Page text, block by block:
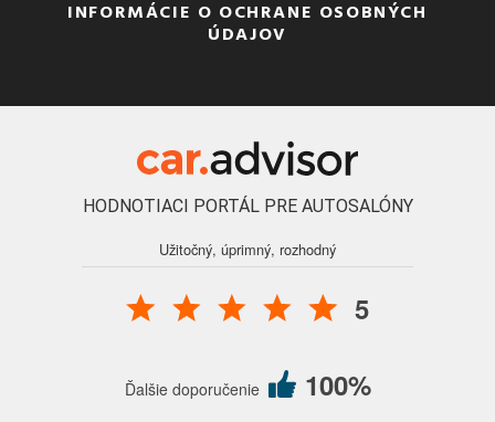
INFORMÁCIE O OCHRANE OSOBNÝCH
ÚDAJOV
HODNOTIACI PORTÁL PRE AUTOSALÓNY
Užitočný, úprimný, rozhodný
5
Ďalšie doporučenie 100%